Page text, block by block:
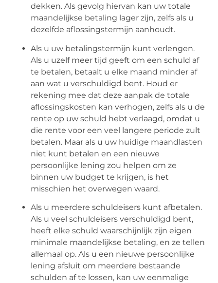
dekken. Als gevolg hiervan kan uw totale
maandelijkse betaling lager zijn, zelfs als u
dezelfde aflossingstermijn aanhoudt.
Als u uw betalingstermijn kunt verlengen.
Als u uzelf meer tijd geeft om een schuld af
te betalen, betaalt u elke maand minder af
aan wat u verschuldigd bent. Houd er
rekening mee dat deze aanpak de totale
aflossingskosten kan verhogen, zelfs als u de
rente op uw schuld hebt verlaagd, omdat u
die rente voor een veel langere periode zult
betalen. Maar als u uw huidige maandlasten
niet kunt betalen en een nieuwe
persoonlijke lening zou helpen om ze
binnen uw budget te krijgen, is het
misschien het overwegen waard.
Als u meerdere schuldeisers kunt afbetalen.
Als u veel schuldeisers verschuldigd bent,
heeft elke schuld waarschijnlijk zijn eigen
minimale maandelijkse betaling, en ze tellen
allemaal op. Als u een nieuwe persoonlijke
lening afsluit om meerdere bestaande
schulden af te lossen, kan uw eenmalige